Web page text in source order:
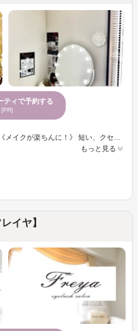
ティで予約する
[PR]
《抗菌フラットラッシュが好評♪》《メイクが楽ちんに！》 短い、クセがある、下向きなど、ボリュームがない・・・様々なまつ毛のお悩みをお聞かせください！ カラーエクステメニューやリペアメニューも充実◎お客様のご希望に合わせた仕上がりが可能◎ 【NUMEROカラー】カラーエクステでいつもと違う自分に♪華やかオシャレに仕上げます☆☆ 忙しい日々を忘れてゆったりまったりマツエク体験をしませんか？
もっと見る
イヤ】